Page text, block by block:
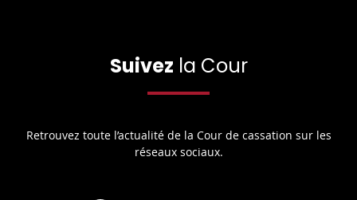
Suivez la Cour
Retrouvez toute l’actualité de la Cour de cassation sur les
réseaux sociaux.